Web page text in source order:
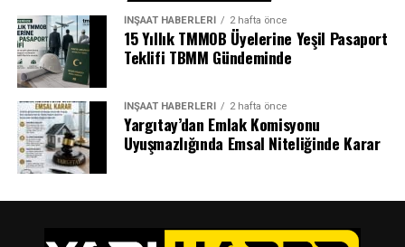
İNŞAAT HABERLERI 2 hafta önce
15 Yıllık TMMOB Üyelerine Yeşil Pasaport
Teklifi TBMM Gündeminde
İNŞAAT HABERLERI 2 hafta önce
Yargıtay’dan Emlak Komisyonu
Uyuşmazlığında Emsal Niteliğinde Karar